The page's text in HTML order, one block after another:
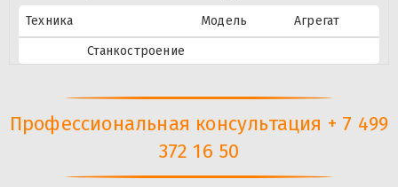
Техника Модель
Агрегат
Станкостроение
Профессиональная консультация + 7 499
372 16 50